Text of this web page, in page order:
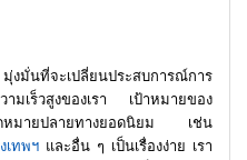
มั่นที่จะเปลี่ยนประสบการณ์การ
ามเร็วสูงของเรา เป้าหมายของ
จุดหมายปลายทางยอดนิยม เช่น
เทพฯ และอื่น ๆ เป็นเรื่องง่าย เรา